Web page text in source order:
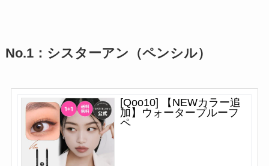
No.1：シスターアン（ペンシル）
[Qoo10] 【NEWカラー追
加】ウォータープルーフ
ペ